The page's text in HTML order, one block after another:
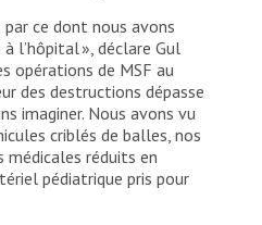
par ce dont nous avons
l’hôpital », déclare Gul
opérations de MSF au
des destructions dépasse
imaginer. Nous avons vu
criblés de balles, nos
réduits en
pédiatrique pris pour